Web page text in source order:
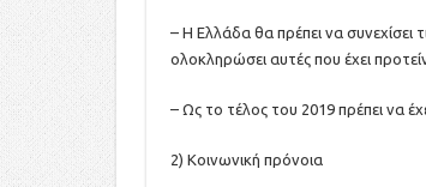
– Η Ελλάδα θα πρέπει να συνεχίσει
ολοκληρώσει αυτές που έχει
– Ως το τέλος του 2019 πρέπει να
2) Κοινωνική πρόνοια